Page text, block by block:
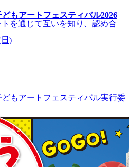
もアートフェスティバル2026
を通じて互いを知り、認め合
)
もアートフェスティバル実行委